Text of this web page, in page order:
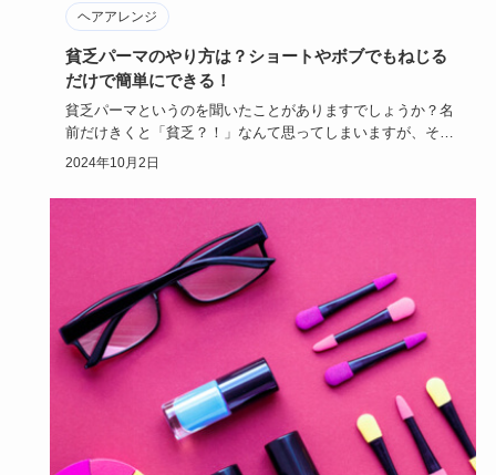
ヘアアレンジ
貧乏パーマのやり方は？ショートやボブでもねじる
だけで簡単にできる！
貧乏パーマというのを聞いたことがありますでしょうか？名
前だけきくと「貧乏？！」なんて思ってしまいますが、その
仕上がりは侮れ…
2024年10月2日